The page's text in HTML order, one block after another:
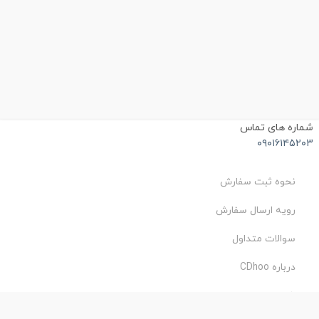
شماره های تماس
۰۹۰۱۶۱۴۵۲۰۳
نحوه ثبت سفارش
رویه ارسال سفارش
سوالات متداول
درباره CDhoo